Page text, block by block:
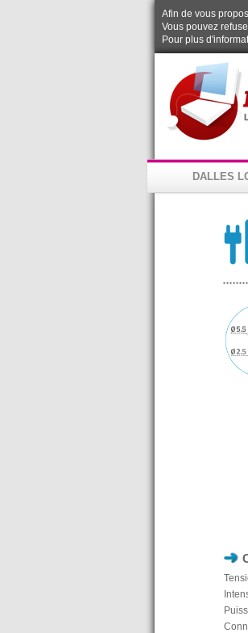
Afin de vous
Vous pouvez
Pour plus
DALLES